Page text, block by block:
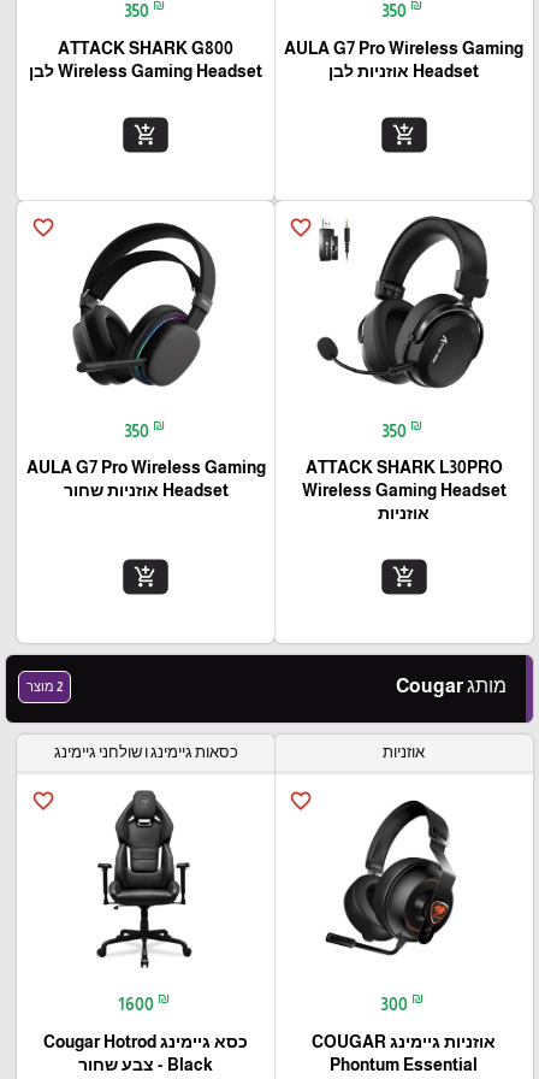
350 ₪
AULA G7 Pro Wireless Gaming
Headset אוזניות לבן
add_shopping_cart
350 ₪
ATTACK SHARK G800
Wireless Gaming Headset לבן
add_shopping_cart
favorite_border
350 ₪
ATTACK SHARK L30PRO
Wireless Gaming Headset
אוזניות
add_shopping_cart
favorite_border
350 ₪
AULA G7 Pro Wireless Gaming
Headset אוזניות שחור
add_shopping_cart
מותג Cougar 2 מוצר
אוזניות
favorite_border
300 ₪
אוזניות גיימינג COUGAR
Phontum Essential
כסאות גיימינג ו שולחני גיימינג
favorite_border
1600 ₪
כסא גיימינג Cougar Hotrod
Black - צבע שחור